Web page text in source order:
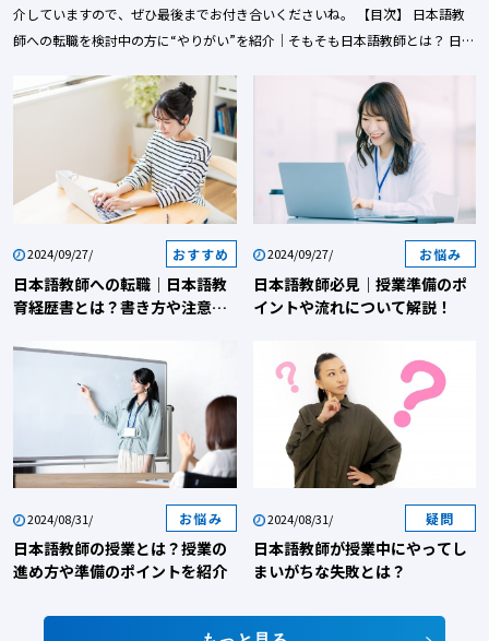
介していますので、ぜひ最後までお付き合いくださいね。 【目次】 日本語教
師への転職を検討中の方に“やりがい”を紹介｜そもそも日本語教師とは？ 日本
は？ 日本語教師への転職を検討中の方に“やりがい”を紹介｜日本語を教える際
のポイント 日本語教師への転職を検討中の方に“やりがい”を紹介｜転職を考え
日本語教師とは？ まずは、「日本語教師」について説明します。日本語教師
は、日本語を教える教師です。具体的には、日本語を母語としない外国人に対
して、日本語や日本の歴史、文化、社会、流行を伝え、時には進学や生活など
のサポートをします。なお、日本語教師は「国語」を教える教師ではありませ
ん。外国語として「日本語」を教える語学の教師です。したがって、日本語に
関する知識だけでなく、異文化間コミュニケーション教育、発音などの専門的
語教師の魅力とは？」や「日本語教師とは」をご覧ください。 日本語教師へ
の転職を検討中の方に“やりがい”を紹介｜日本語教師のやりがいとは？ 日本語
教師として働くことは、魅力的で刺激的な経験の連続です。ここでは、日本語
教師としてのやりがいを「教師としての成長」と「学生との関わり」という2
つの観点からご紹介していきます。 教師としての成長 【日本語教師への転職
｜日本語教師のやりがい1】日本について深く知ることができる 日本語教師の
やりがい1つ目は『日本について深く知ることができる』です。日本語を教え
ることは、日本の言語だけでなく、文化、歴史、社会についても深く掘り下げ
る機会となります。そのため日本語を教える過程で、教師自身も日本の多様な
は、より魅力的な授業を作り上げるために、常に日本に関する知識を更新し、
2024/09/27/ おすすめ
日本語教師への転職｜日本語教
育経歴書とは？書き方や注意点
2024/09/27/ お悩み
日本語教師必見｜授業準備のポ
イントや流れについて解説！
2024/08/31/ お悩み
日本語教師の授業とは？授業の
進め方や準備のポイントを紹介
2024/08/31/ 疑問
日本語教師が授業中にやってし
まいがちな失敗とは？